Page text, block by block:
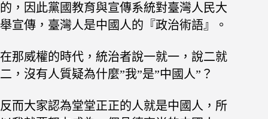
的，因此黨國教育與宣傳系統對臺灣人民大
舉宣傳，臺灣人是中國人的『政治術語』。
在那威權的時代，統治者說一就一，說二就
二，沒有人質疑為什麼”我”是”中國人”？
反而大家認為堂堂正正的人就是中國人，所